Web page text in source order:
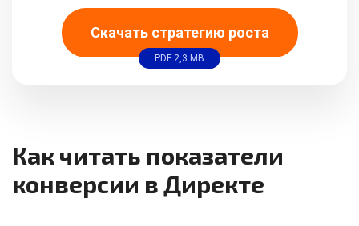
Скачать стратегию роста
PDF 2,3 MB
Как читать показатели
конверсии в Директе